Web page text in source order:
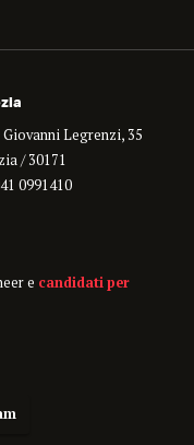
Legrenzi, 35
/ 30171
0991410
e candidati per